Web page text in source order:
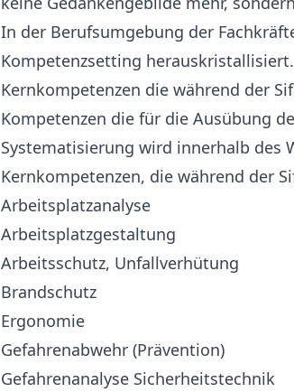
In der Berufsumgebung der
Kompetenzsetting
Kernkompetenzen die während der
Kompetenzen die für die Ausübung
Systematisierung wird innerhalb des
Kernkompetenzen, die während der
Arbeitsplatzanalyse
Arbeitsplatzgestaltung
Arbeitsschutz, Unfallverhütung
Brandschutz
Ergonomie
Gefahrenabwehr (Prävention)
Gefahrenanalyse Sicherheitstechnik